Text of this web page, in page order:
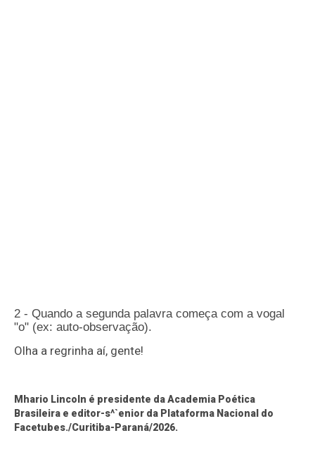
2 - Quando a segunda palavra começa com a vogal
"o" (ex: auto-observação).
Olha a regrinha aí, gente!
Mhario Lincoln é presidente da Academia Poética
Brasileira e editor-s^`enior da Plataforma Nacional do
Facetubes./Curitiba-Paraná/2026.